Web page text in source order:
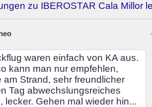
zu IBEROSTAR Cala Millor
waren einfach von KA aus.
kann man nur empfehlen,
am Strand, sehr freundlicher
Tag abwechslungsreiches
lecker. Gehen mal wieder hin...